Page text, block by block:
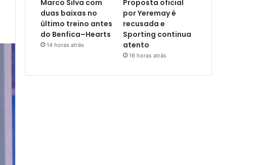
Marco Silva com
duas baixas no
último treino antes
do Benfica–Hearts
14 horas atrás
Proposta oficial
por Yeremay é
recusada e
Sporting continua
atento
16 horas atrás